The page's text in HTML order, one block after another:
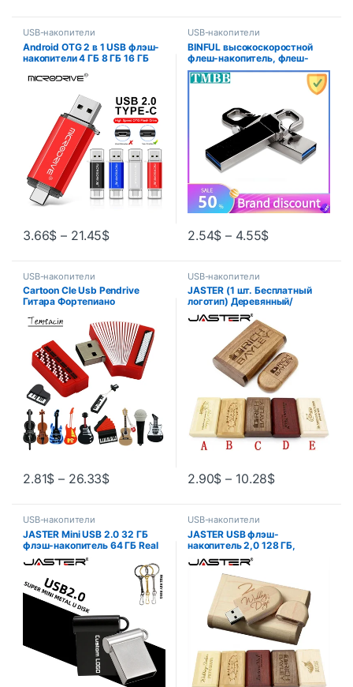
USB-накопители
Android OTG 2 в 1 USB флэш-
накопители 4 ГБ 8 ГБ 16 ГБ
64 ГБ 32 ГБ флэш-накопители
3.66$ – 21.45$
USB-накопители
BINFUL высокоскоростной
флеш-накопитель, флеш-
накопитель, 64 ГБ,
водонепроницаемый
накопитель, 16 ГБ, 8 ГБ, 4 Гб,
металлическая флешка,
ключ, Пользовательский
логотип
2.54$ – 4.55$
USB-накопители
Cartoon Cle Usb Pendrive
Гитара Фортепиано
накопитель 256 ГБ 128 ГБ 64
ГБ 32 ГБ 16 ГБ 8 ГБ USB 2.0
Memoria Stick Pen Drive
2.81$ – 26.33$
USB-накопители
JASTER (1 шт. Бесплатный
логотип) Деревянный/
бамбуковый USB-накопитель
2.0 Pendrive 4 ГБ 8 ГБ 16 ГБ
32 ГБ 64 ГБ 128 ГБ Память
для фотографий Подарки
2.90$ – 10.28$
USB-накопители
JASTER Mini USB 2.0 32 ГБ
флэш-накопитель 64 ГБ Real
capaciteit 16 ГБ Бесплатный
индивидуальный логотип
Pendrive 8G u диск Подарки
Брелок Память
USB-накопители
JASTER USB флэш-
накопитель 2,0 128 ГБ,
деревянный/бамбуковый
флэш-накопитель с
бесплатным логотипом, 4 ГБ,
8 ГБ, 16 ГБ, 32 ГБ, 64 ГБ,
флэш-накопитель, свадебные
подарки